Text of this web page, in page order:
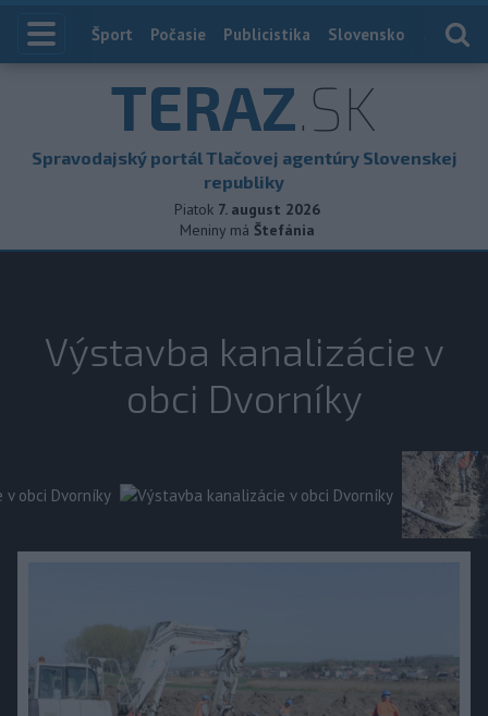
Index
Šport Počasie Publicistika Slovensko
TERAZ.SK
Spravodajský portál Tlačovej agentúry Slovenskej
republiky
Piatok 7. august 2026
Meniny má Štefánia
Výstavba kanalizácie v
obci Dvorníky